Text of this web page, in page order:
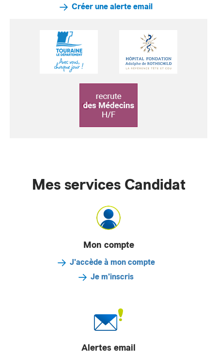
Créer une alerte email
Mes services Candidat
Mon compte
J'accède à mon compte
Je m'inscris
Alertes email